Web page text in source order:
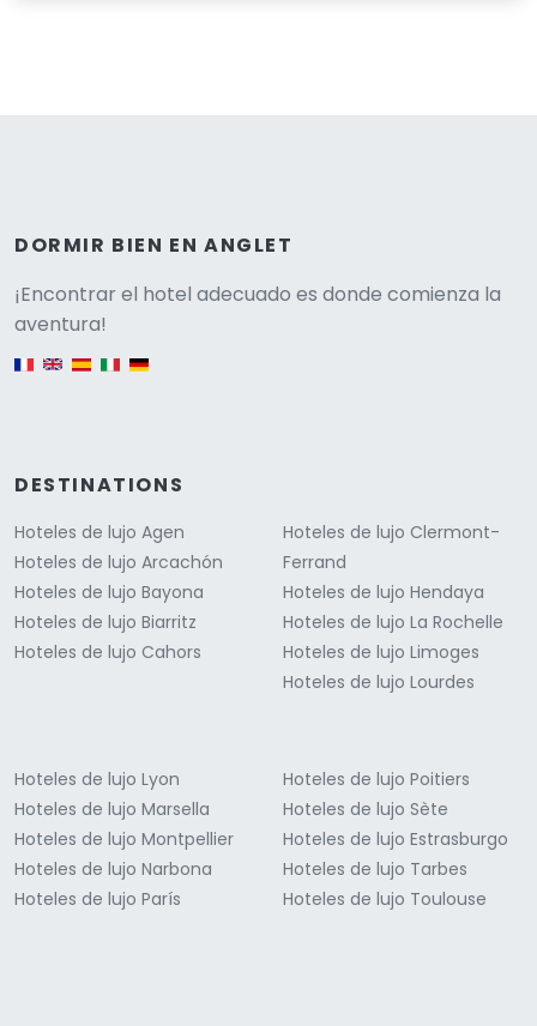
DORMIR BIEN EN ANGLET
¡Encontrar el hotel adecuado es donde comienza la
aventura!
DESTINATIONS
Hoteles de lujo Agen
Hoteles de lujo Arcachón
Hoteles de lujo Bayona
Hoteles de lujo Biarritz
Hoteles de lujo Cahors
Hoteles de lujo Clermont-
Ferrand
Hoteles de lujo Hendaya
Hoteles de lujo La Rochelle
Hoteles de lujo Limoges
Hoteles de lujo Lourdes
Hoteles de lujo Lyon
Hoteles de lujo Marsella
Hoteles de lujo Montpellier
Hoteles de lujo Narbona
Hoteles de lujo París
Hoteles de lujo Poitiers
Hoteles de lujo Sète
Hoteles de lujo Estrasburgo
Hoteles de lujo Tarbes
Hoteles de lujo Toulouse